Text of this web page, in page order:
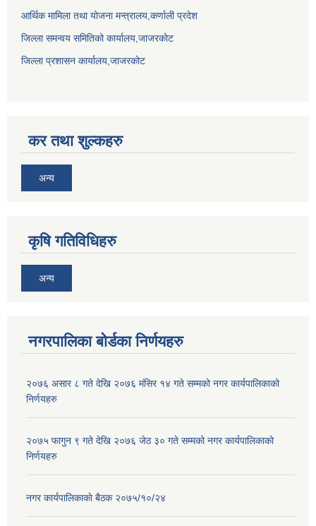
आर्थिक मामिला तथा योजना मन्त्रालय,कर्णाली प्रदेश
जिल्ला समन्वय समितिको कार्यालय,जाजरकाेट
जिल्ला प्रशासन कार्यालय,जाजरकोट
कर तथा शुल्कहरु
अन्य
कृषि गतिविधिहरु
अन्य
नगरपालिका बोर्डका निर्णयहरु
२०७६ असार ८ गते देखि २०७६ मंसिर १४ गते सम्मको नगर कार्यपालिकाको
निर्णयहरु
२०७५ फागुन ९ गते देखि २०७६ जेठ ३० गते सम्मको नगर कार्यपालिकाको
निर्णयहरु
नगर कार्यपालिकाकाे बैठक २०७५/१०/२४